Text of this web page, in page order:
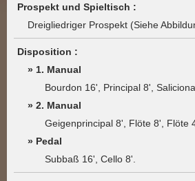
Prospekt und Spieltisch :
Dreigliedriger Prospekt (Siehe
Disposition :
» 1. Manual
Bourdon 16', Principal 8',
» 2. Manual
Geigenprincipal 8', Flöte 8', Flöte
» Pedal
Subbaß 16', Cello 8'.